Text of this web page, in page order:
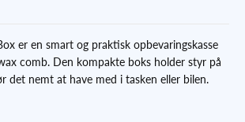
er en smart og praktisk opbevaringskasse
comb. Den kompakte boks holder styr på
det nemt at have med i tasken eller bilen.